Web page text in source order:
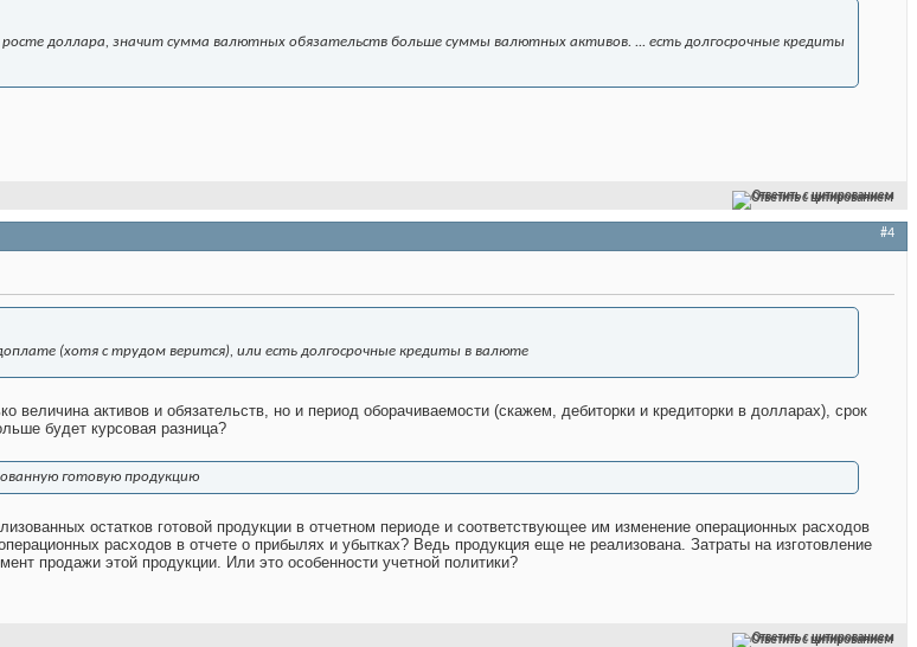
росте доллара, значит сумма валютных обязательств больше суммы валютных активов. ... есть долгосрочные кредиты
Ответить с цитированием
#4
(хотя с трудом верится), или есть долгосрочные кредиты в валюте
величина активов и обязательств, но и период оборачиваемости (скажем, дебиторки и кредиторки в долларах), срок
будет курсовая разница?
готовую продукцию
остатков готовой продукции в отчетном периоде и соответствующее им изменение операционных расходов
расходов в отчете о прибылях и убытках? Ведь продукция еще не реализована. Затраты на изготовление
продажи этой продукции. Или это особенности учетной политики?
Ответить с цитированием